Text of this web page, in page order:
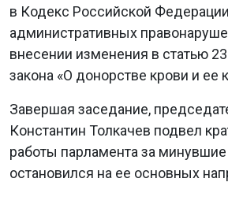
в Кодекс Российской
административных
внесении изменения в статью
закона «О донорстве крови и ее
Завершая заседание,
Константин Толкачев подвел
работы парламента за минувшие
остановился на ее основных